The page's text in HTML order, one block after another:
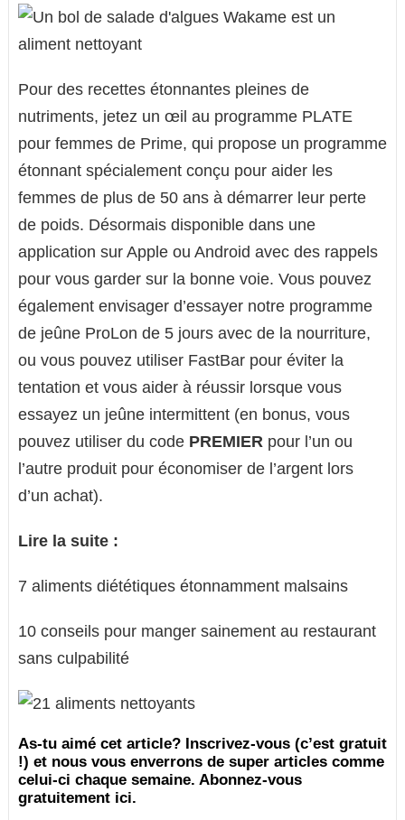
Pour des recettes étonnantes pleines de
nutriments, jetez un œil au programme PLATE
pour femmes de Prime, qui propose un programme
étonnant spécialement conçu pour aider les
femmes de plus de 50 ans à démarrer leur perte
de poids. Désormais disponible dans une
application sur Apple ou Android avec des rappels
pour vous garder sur la bonne voie. Vous pouvez
également envisager d’essayer notre programme
de jeûne ProLon de 5 jours avec de la nourriture,
ou vous pouvez utiliser FastBar pour éviter la
tentation et vous aider à réussir lorsque vous
essayez un jeûne intermittent (en bonus, vous
pouvez utiliser du code PREMIER pour l’un ou
l’autre produit pour économiser de l’argent lors
d’un achat).
Lire la suite :
7 aliments diététiques étonnamment malsains
10 conseils pour manger sainement au restaurant
sans culpabilité
As-tu aimé cet article? Inscrivez-vous (c’est gratuit
!) et nous vous enverrons de super articles comme
celui-ci chaque semaine. Abonnez-vous
gratuitement ici.